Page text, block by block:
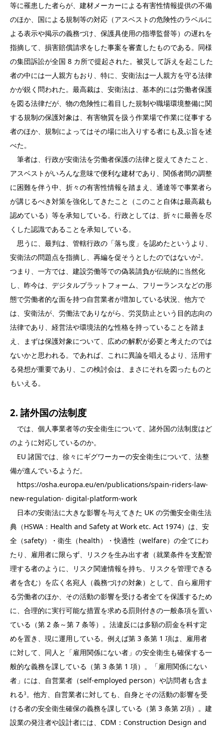
等に罹患した者らが、建材メーカーによる有害性情報提供の不備
のほか、国による規制等の対応（アスベストの危険性のラベルに
よる表示や掲示の義務づけ、保護具使用の指導監督等）の遅れを
指摘して、損害賠償請求をした事案を審査したものである。同様
の集団訴訟が全国 8 カ所で提起された。被災して訴えを起こした
者の中には一人親方もおり、特に、安衛法は一人親方を守る法律
かが鋭く問われた。最高裁は、安衛法は、基本的には労働者保護
を図る法律だが、物の危険性に着目した規制や職場環境整備に関
する規制の保護対象は、有害物質を扱う作業場で作業に従事する
者のほか、規制によってはその場に出入りする者にも及ぶ旨を述
べた。
筆者は、行政が安衛法を労働者保護の法律と捉えてきたこと、
アスベストがいろんな意味で便利な建材であり、関係者間の調整
に困難を伴う中、折々の有害性情報を踏まえ、通達等で事業者ら
が講じるべき対策を強化してきたこと（このこと自体は最高裁も
認めている）等を承知している。行政としては、折々に最善を尽
くした認識であることを承知している。
思うに、最判は、管轄行政の「落ち度」を認めたというより、
安衛法の問題点を指摘し、再編を促そうとしたのではないか2。
つまり、一方では、建設労働等での偽装請負が伝統的に当然化
し、昨今は、デジタルプラットフォーム、フリーランスなどの形
態で労働者的な面を持つ自営業者が増加している状況、他方で
は、安衛法が、労働法でありながら、労災防止という目的志向の
法律であり、経営法や環境法的な性格を持っていることを踏ま
え、まずは保護対象について、広めの解釈が必要と考えたのでは
ないかと思われる。であれば、これに異論を唱えるより、活用す
る発想が重要であり、この検討会は、まさにそれを図ったものと
もいえる。
2. 諸外国の法制度
では、個人事業者等の安全衛生について、諸外国の法制度はど
のように対応しているのか。
EU 諸国では、徐々にギグワーカーの安全衛生について、法整
備が進んでいるようだ。
https://osha.europa.eu/en/publications/spain-riders-law-
new-regulation- digital-platform-work
日本の安衛法に大きな影響を与えてきた UK の労働安全衛生法
典（HSWA：Health and Safety at Work etc. Act 1974）は、安
全（safety）・衛生（health）・快適性（welfare）の全てにわ
たり、雇用者に限らず、リスクを生み出す者（就業条件を支配管
理する者のように、リスク関連情報を持ち、リスクを管理できる
者を含む）を広く名宛人（義務づけの対象）として、自ら雇用す
る労働者のほか、その活動の影響を受ける者全てを保護するため
に、合理的に実行可能な措置を求める罰則付きの一般条項を置い
ている（第 2 条～第 7 条等）。法違反には多額の罰金を科す定
めを置き、現に運用している。例えば第 3 条第 1 項は、雇用者
に対して、同人と「雇用関係にない者」の安全衛生も確保する一
般的な義務を課している（第 3 条第 1 項）。「雇用関係にない
者」には、自営業者（self-employed person）や訪問者も含ま
れる3。他方、自営業者に対しても、自身とその活動の影響を受
ける者の安全衛生確保の義務を課している（第 3 条第 2項）。建
設業の発注者や設計者には、CDM：Construction Design and